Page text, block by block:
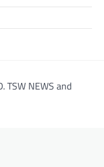
TSW NEWS and